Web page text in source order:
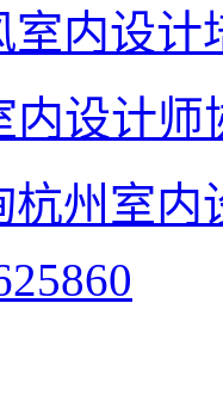
室内设计
内设计师
杭州室内